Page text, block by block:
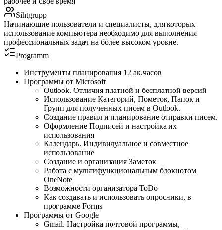
Sihtgrupp
Начинающие пользователи и специалисты, для которых
использование компьютера необходимо для выполнения
профессиональных задач на более высоком уровне.
Programm
Инструменты планирования 12 ак.часов
Программы от Microsoft
Outlook. Отличия платной и бесплатной версий
Использование Категорий, Пометок, Папок и
Групп для полученных писем в Outlook.
Создание правил и планирование отправки писем.
Оформление Подписей и настройка их
использования
Календарь. Индивидуальное и совместное
использование
Создание и организация Заметок
Работа с мультифункциональным блокнотом
OneNote
Возможности организатора ToDo
Как создавать и использовать опросники, в
программе Forms
Программы от Google
Gmail. Настройка почтовой программы,